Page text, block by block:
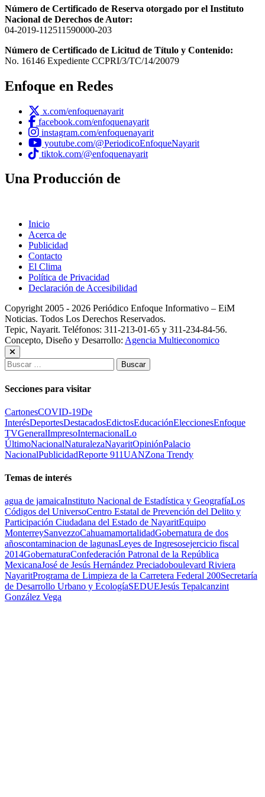
Número de Certificado de Reserva otorgado por el Instituto
Nacional de Derechos de Autor:
04-2019-112511590000-203
Número de Certificado de Licitud de Título y Contenido:
No. 16146 Expediente CCPRI/3/TC/14/20079
Enfoque en Redes
x.com/enfoquenayarit
facebook.com/enfoquenayarit
instagram.com/enfoquenayarit
youtube.com/@PeriodicoEnfoqueNayarit
tiktok.com/@enfoquenayarit
Una Producción de
Inicio
Acerca de
Publicidad
Contacto
El Clima
Política de Privacidad
Declaración de Accesibilidad
Copyright 2005 - 2026 Periódico Enfoque Informativo – EiM
Noticias. Todos Los Derechos Reservados.
Tepic, Nayarit. Teléfonos: 311-213-01-65 y 311-234-84-56.
Concepto, Diseño y Desarrollo: Agencia Multieconomico
Buscar:
Secciones para visitar
CartonesCOVID-19De
InterésDeportesDestacadosEdictosEducaciónEleccionesEnfoque
TVGeneralImpresoInternacionalLo
ÚltimoNacionalNaturalezaNayaritOpiniónPalacio
NacionalPublicidadReporte 911UANZona Trendy
Temas de interés
agua de jamaicaInstituto Nacional de Estadística y GeografíaLos
Códigos del UniversoCentro Estatal de Prevención del Delito y
Participación Ciudadana del Estado de NayaritEquipo
MonterreySanvezzoCahuamamortalidadGobernatura de dos
añoscontaminacion de lagunasLeyes de Ingresosejercicio fiscal
2014GobernaturaConfederación Patronal de la República
MexicanaJosé de Jesús Hernández Preciadoboulevard Riviera
NayaritPrograma de Limpieza de la Carretera Federal 200Secretaría
de Desarrollo Urbano y EcologíaSEDUEJesús Tepalcanzint
González Vega